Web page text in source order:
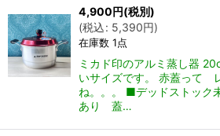
4,900円(税別)
(税込: 5,390円)
在庫数 1点
ミカド印のアルミ蒸し器
いサイズです。 赤蓋って
ね。。。 ■デッドストック
あり 蓋…